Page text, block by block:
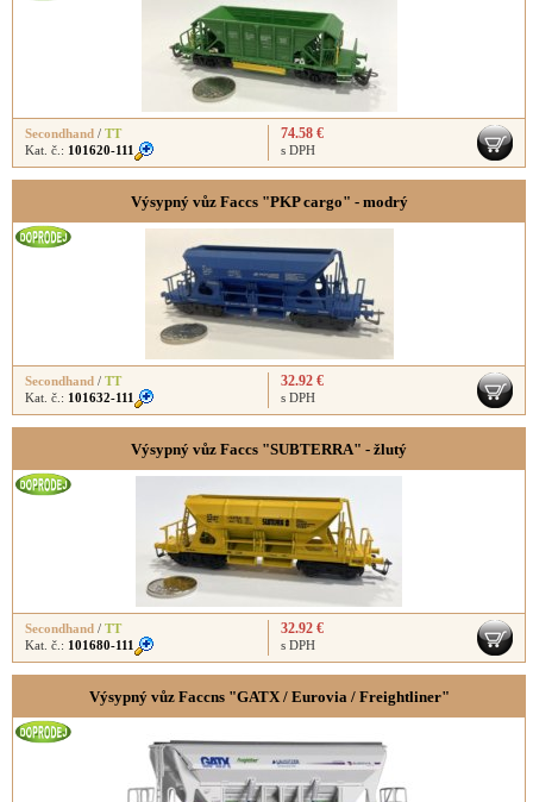
Secondhand / TT
Kat. č.: 101620-111
74.58 €
s DPH
Výsypný vůz Faccs "PKP cargo" - modrý
Secondhand / TT
Kat. č.: 101632-111
32.92 €
s DPH
Výsypný vůz Faccs "SUBTERRA" - žlutý
Secondhand / TT
Kat. č.: 101680-111
32.92 €
s DPH
Výsypný vůz Faccns "GATX / Eurovia / Freightliner"